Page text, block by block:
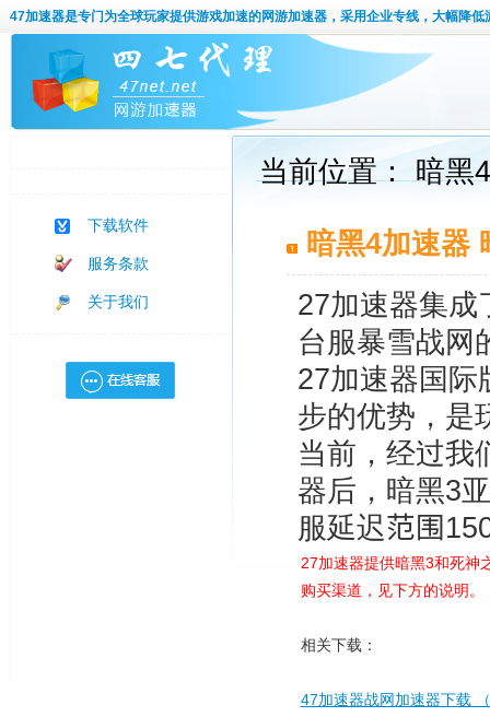
47加速器是专门为全球玩家提供游戏加速的网游加速器，采用企业专线，大幅降低
下载软件
服务条款
关于我们
当前位置： 暗黑
暗黑4加速器
27加速器集成
台服暴雪战网
27加速器国际
步的优势，是
当前，经过我
器后，暗黑3
服延迟范围
27加速器提供暗黑3和死神
购买渠道，见下方的说明。
相关下载：
47加速器战网加速器下载